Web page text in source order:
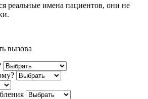
реальные имена пациентов, они не
вызова